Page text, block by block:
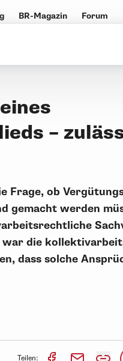
BR-Magazin Forum
–
Frage, ob
gemacht werden
war die
dass solche
Teilen: